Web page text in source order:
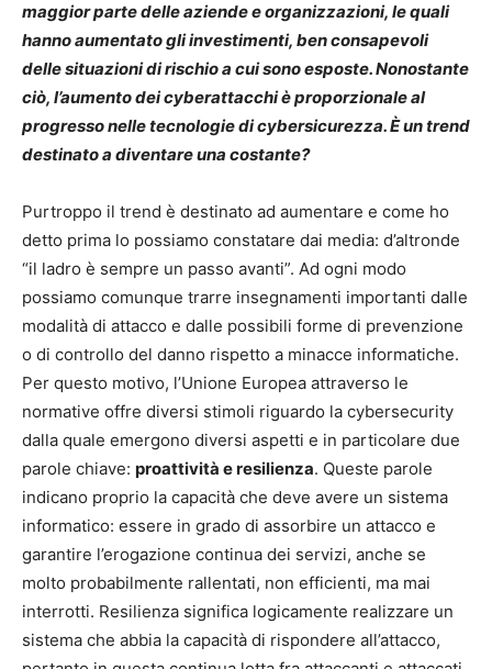
maggior parte delle aziende e organizzazioni, le quali
hanno aumentato gli investimenti, ben consapevoli
delle situazioni di rischio a cui sono esposte. Nonostante
ciò, l’aumento dei cyberattacchi è proporzionale al
progresso nelle tecnologie di cybersicurezza. È un trend
destinato a diventare una costante?
Purtroppo il trend è destinato ad aumentare e come ho
detto prima lo possiamo constatare dai media: d’altronde
“il ladro è sempre un passo avanti”. Ad ogni modo
possiamo comunque trarre insegnamenti importanti dalle
modalità di attacco e dalle possibili forme di prevenzione
o di controllo del danno rispetto a minacce informatiche.
Per questo motivo, l’Unione Europea attraverso le
normative offre diversi stimoli riguardo la cybersecurity
dalla quale emergono diversi aspetti e in particolare due
parole chiave: proattività e resilienza. Queste parole
indicano proprio la capacità che deve avere un sistema
informatico: essere in grado di assorbire un attacco e
garantire l’erogazione continua dei servizi, anche se
molto probabilmente rallentati, non efficienti, ma mai
interrotti. Resilienza significa logicamente realizzare un
sistema che abbia la capacità di rispondere all’attacco,